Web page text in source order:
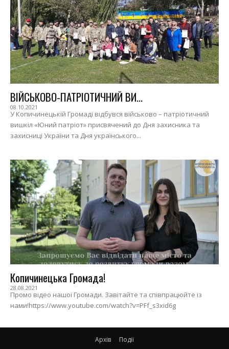
ВІЙСЬКОВО-ПАТРІОТИЧНИЙ ВИ...
08.10.2021
У Копичинецькій Громаді відбувся військово – патріотичний
вишкіл «Юний патріот» присвячений до Дня захисника та
захисниці України та Дня українського...
Копичинецька Громада!
28.08.2021
Промо відео нашої Громади. Завітайте та співпрацюйте із
нами!https://www.youtube.com/watch?v=PFf_s3xid6g
Архів Події